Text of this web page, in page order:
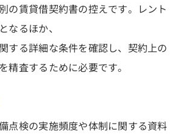
の賃貸借契約書の控えです。レント
なるほか、
する詳細な条件を確認し、契約上の
精査するために必要です。
点検の実施頻度や体制に関する資料